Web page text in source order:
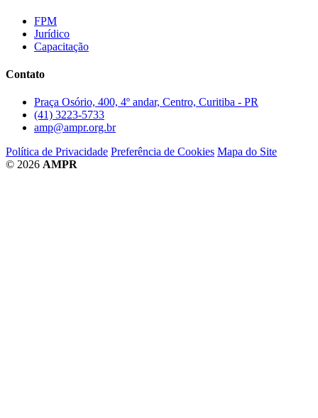
FPM
Jurídico
Capacitação
Contato
Praça Osório, 400, 4º andar, Centro, Curitiba - PR
(41) 3223-5733
amp@ampr.org.br
Política de Privacidade Preferência de Cookies Mapa do Site
© 2026 AMPR